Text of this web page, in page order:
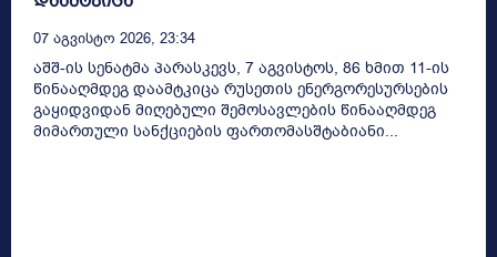
07 Აგვისტო 2026, 23:34
აშშ-ის სენატმა პარასკევს, 7 აგვისტოს, 86 ხმით 11-ის
წინააღმდეგ დაამტკიცა რუსეთის ენერგორესურსების
გაყიდვიდან მიღებული შემოსავლების წინააღმდეგ
მიმართული სანქციების ფართომასშტაბიანი...